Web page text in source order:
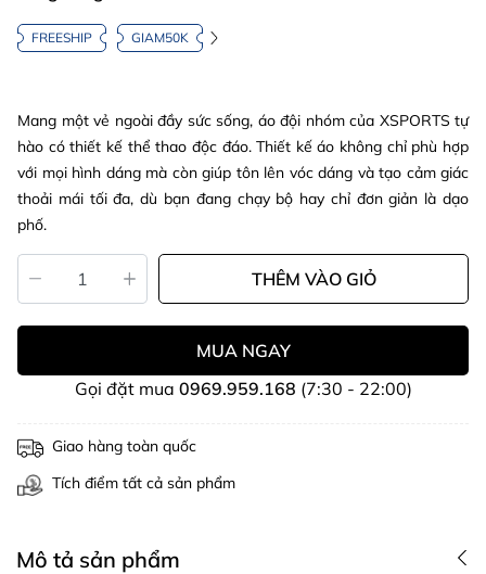
FREESHIP GIAM50K
Mang một vẻ ngoài đầy sức sống, áo đội nhóm của XSPORTS tự
hào có thiết kế thể thao độc đáo. Thiết kế áo không chỉ phù hợp
với mọi hình dáng mà còn giúp tôn lên vóc dáng và tạo cảm giác
thoải mái tối đa, dù bạn đang chạy bộ hay chỉ đơn giản là dạo
phố.
THÊM VÀO GIỎ
MUA NGAY
Gọi đặt mua 0969.959.168 (7:30 - 22:00)
Giao hàng toàn quốc
Tích điểm tất cả sản phẩm
Mô tả sản phẩm